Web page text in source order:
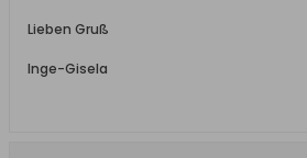
Lieben Gruß
Inge-Gisela